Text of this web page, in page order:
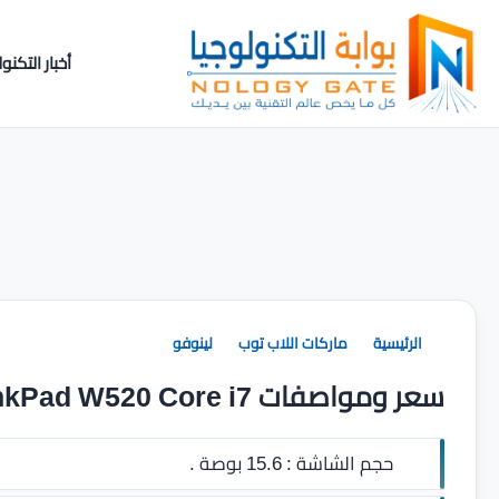
أخبار
الرئيسية ماركات اللاب توب لينوفو
سعر ومواصفات Lenovo ThinkPad W520 Core i7
حجم الشاشة :15.6 بوصة .